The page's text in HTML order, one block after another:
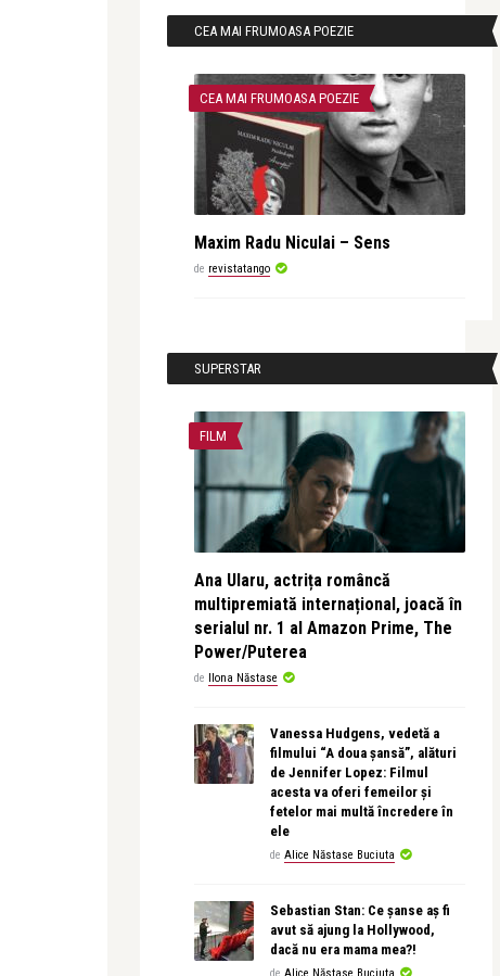
CEA MAI FRUMOASA POEZIE
CEA MAI FRUMOASA POEZIE
Maxim Radu Niculai – Sens
de revistatango
SUPERSTAR
FILM
Ana Ularu, actrița româncă
multipremiată internațional, joacă în
serialul nr. 1 al Amazon Prime, The
Power/Puterea
de Ilona Năstase
Vanessa Hudgens, vedetă a
filmului “A doua șansă”, alături
de Jennifer Lopez: Filmul
acesta va oferi femeilor și
fetelor mai multă încredere în
ele
de Alice Năstase Buciuta
Sebastian Stan: Ce șanse aș fi
avut să ajung la Hollywood,
dacă nu era mama mea?!